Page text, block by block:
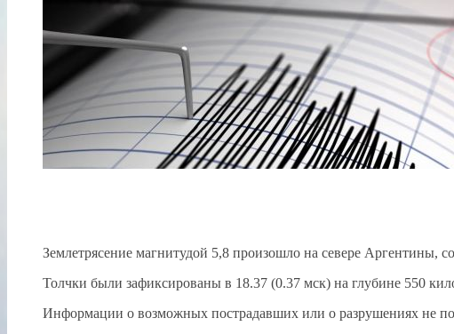
Землетрясение магнитудой 5,8 произошло на севере Аргентины,
Толчки были зафиксированы в 18.37 (0.37 мск) на глубине 550
Информации о возможных пострадавших или о разрушениях не